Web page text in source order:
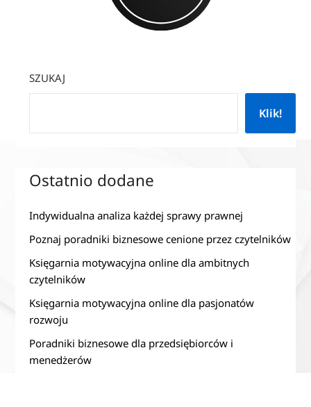
SZUKAJ
Klik!
Ostatnio dodane
Indywidualna analiza każdej sprawy prawnej
Poznaj poradniki biznesowe cenione przez czytelników
Księgarnia motywacyjna online dla ambitnych
czytelników
Księgarnia motywacyjna online dla pasjonatów
rozwoju
Poradniki biznesowe dla przedsiębiorców i
menedżerów